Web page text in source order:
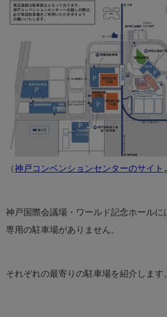
（神戸コンベンションセンターのサイト
神戸国際会議場・ワールド記念ホールに
専用の駐車場がありません。
それぞれの最寄りの駐車場を紹介します